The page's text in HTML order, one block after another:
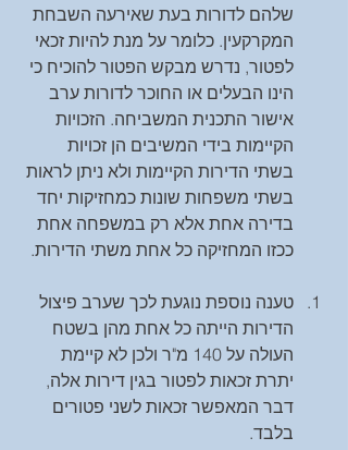
שלהם לדורות בעת שאירעה השבחת
המקרקעין. כלומר על מנת להיות זכאי
לפטור, נדרש מבקש הפטור להוכיח כי
הינו הבעלים או החוכר לדורות ערב
אישור התכנית המשביחה. הזכויות
הקיימות בידי המשיבים הן זכויות
בשתי הדירות הקיימות ולא ניתן לראות
בשתי משפחות שונות כמחזיקות יחד
בדירה אחת אלא רק במשפחה אחת
ככזו המחזיקה כל אחת משתי הדירות.
טענה נוספת נוגעת לכך שערב פיצול
הדירות הייתה כל אחת מהן בשטח
העולה על 140 מ"ר ולכן לא קיימת
יתרת זכאות לפטור בגין דירות אלה,
דבר המאפשר זכאות לשני פטורים
בלבד.